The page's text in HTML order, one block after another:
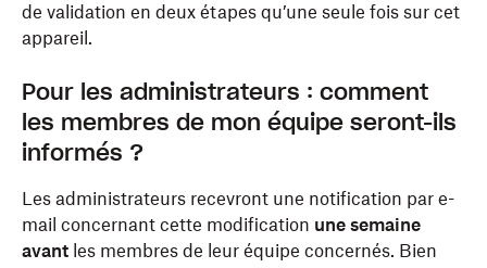
de validation en deux étapes qu’une seule fois sur cet
appareil.
Pour les administrateurs : comment
les membres de mon équipe seront-ils
informés ?
Les administrateurs recevront une notification par e-
mail concernant cette modification une semaine
avant les membres de leur équipe concernés. Bien